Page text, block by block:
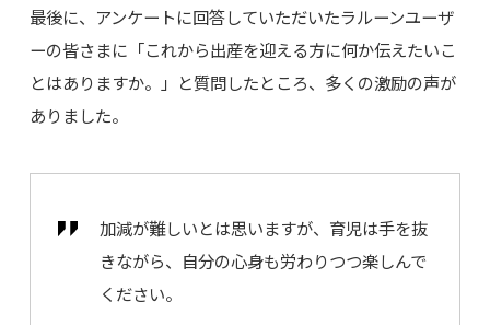
最後に、アンケートに回答していただいたラルーンユーザ
ーの皆さまに「これから出産を迎える方に何か伝えたいこ
とはありますか。」と質問したところ、多くの激励の声が
ありました。
加減が難しいとは思いますが、育児は手を抜
きながら、自分の心身も労わりつつ楽しんで
ください。